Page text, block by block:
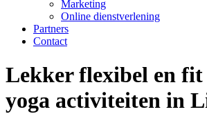
Marketing
Online dienstverlening
Partners
Contact
Lekker flexibel en fit
yoga activiteiten in